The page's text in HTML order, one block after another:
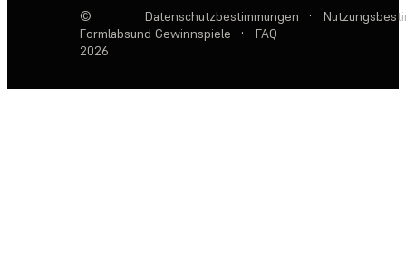
©
Formlabs
2026
Datenschutzbestimmungen ·
und Gewinnspiele
· FAQ